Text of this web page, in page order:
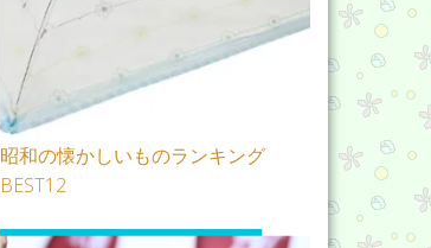
昭和の懐かしいものランキング
BEST12